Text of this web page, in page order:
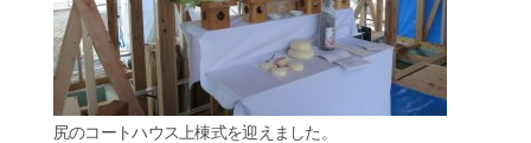
尻のコートハウス上棟式を迎えました。